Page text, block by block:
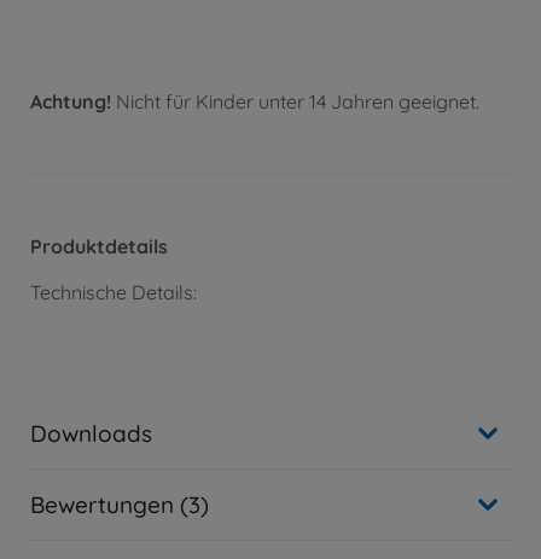
Achtung! Nicht für Kinder unter 14 Jahren geeignet.
Produktdetails
Technische Details:
Downloads
Bewertungen (3)